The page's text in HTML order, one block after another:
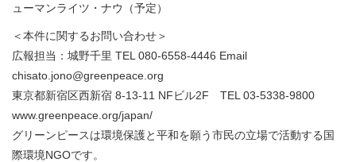
ューマンライツ・ナウ（予定）
＜本件に関するお問い合わせ＞
広報担当：城野千里 TEL 080-6558-4446 Email
chisato.jono@greenpeace.org
東京都新宿区西新宿 8-13-11 NFビル2F TEL 03-5338-9800
www.greenpeace.org/japan/
グリーンピースは環境保護と平和を願う市民の立場で活動する国
際環境NGOです。